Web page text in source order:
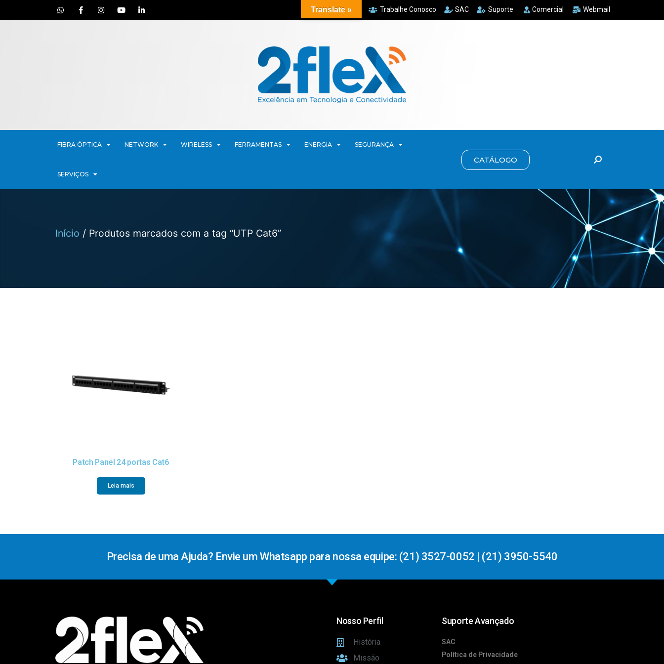
Trabalhe Conosco SAC Suporte Comercial Webmail
FIBRA ÓPTICA NETWORK WIRELESS FERRAMENTAS ENERGIA SEGURANÇA
SERVIÇOS
CATÁLOGO
Início / Produtos marcados com a tag “UTP Cat6”
Patch Panel 24 portas Cat6
Leia mais
Precisa de uma Ajuda? Envie um Whatsapp para nossa equipe: (21) 3527-0052 | (21) 3950-5540
Nosso Perfil
História
Missão
Suporte Avançado
SAC
Política de Privacidade
Translate »